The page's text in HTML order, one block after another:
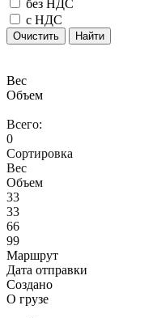
без НДС
с НДС
Очистить Найти
Вес
Объем
Всего:
0
Сортировка
Вес
Объем
33
33
66
99
Маршрут
Дата отправки
Создано
О грузе